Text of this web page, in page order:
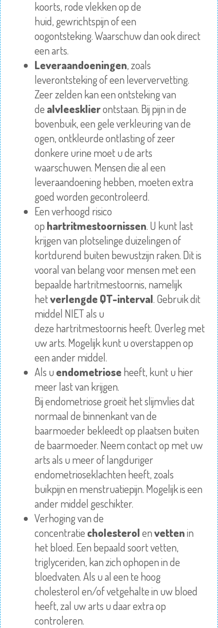
koorts, rode vlekken op de
huid, gewrichtspijnof een
oogontsteking.Waarschuwdan ook direct
een arts.
Leveraandoeningen, zoals
leverontsteking of een leververvetting.
Zeer zelden kan een ontsteking van
de alvleesklierontstaan. Bij pijn in de
bovenbuik, een gele verkleuring van de
ogen, ontkleurdeontlastingof zeer
donkere urine moet u de arts
waarschuwen. Mensen die al een
leveraandoening hebben, moeten extra
goed worden gecontroleerd.
Een verhoogd risico
op hartritmestoornissen. U kunt last
krijgen van plotselinge duizelingen of
kortdurend buiten bewustzijn raken. Dit is
vooral van belang voor mensen met een
bepaalde hartritmestoornis, namelijk
hetverlengde QT-interval. Gebruik dit
middel NIET als u
deze hartritmestoornis heeft. Overlegmet
uw arts. Mogelijk kunt u overstappen op
een ander middel.
Als u endometriose heeft, kunt u hier
meer last van krijgen.
Bijendometriose groeit het slijmvlies dat
normaal de binnenkant van de
baarmoeder bekleedt op plaatsen buiten
de baarmoeder. Neem contact op met uw
arts als u meer of langduriger
endometrioseklachten heeft, zoals
buikpijn en menstruatiepijn. Mogelijk is een
ander middel geschikter.
Verhoging van de
concentratie cholesterolenvettenin
het bloed. Een bepaald soort vetten,
triglyceriden, kan zich ophopen in de
bloedvaten. Als u al een te hoog
cholesterol en/of vetgehalte in uw bloed
heeft, zal uw arts u daar extra op
controleren.